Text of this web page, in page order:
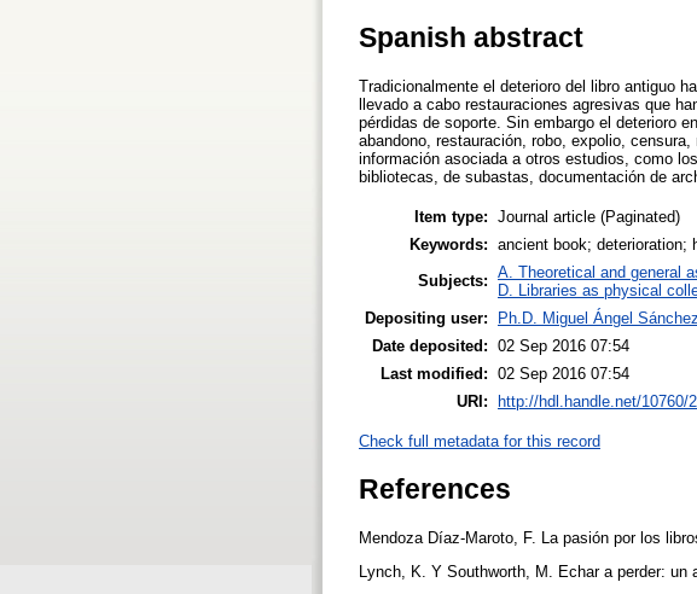
Spanish abstract
Tradicionalmente el deterioro del libro antiguo
llevado a cabo restauraciones agresivas que
pérdidas de soporte. Sin embargo el deterioro
abandono, restauración, robo, expolio,
información asociada a otros estudios, como
bibliotecas, de subastas, documentación de
Item type: Journal article (Paginated)
Keywords: ancient book; deterioration;
Subjects: A. Theoretical and general
D. Libraries as physical
Depositing user:
Ph.D. Miguel Ángel
Date deposited: 02 Sep 2016 07:54
Last modified: 02 Sep 2016 07:54
URI:
http://hdl.handle.net/10760/
Check full metadata for this record
References
Mendoza Díaz-Maroto, F. La pasión por los
Lynch, K. Y Southworth, M. Echar a perder: